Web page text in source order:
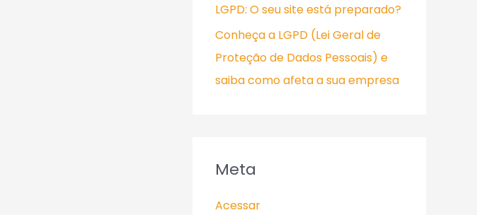
LGPD: O seu site está preparado?
Conheça a LGPD (Lei Geral de
Proteção de Dados Pessoais) e
saiba como afeta a sua empresa
Meta
Acessar